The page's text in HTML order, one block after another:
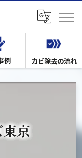
例 カビ除去の流れ
京